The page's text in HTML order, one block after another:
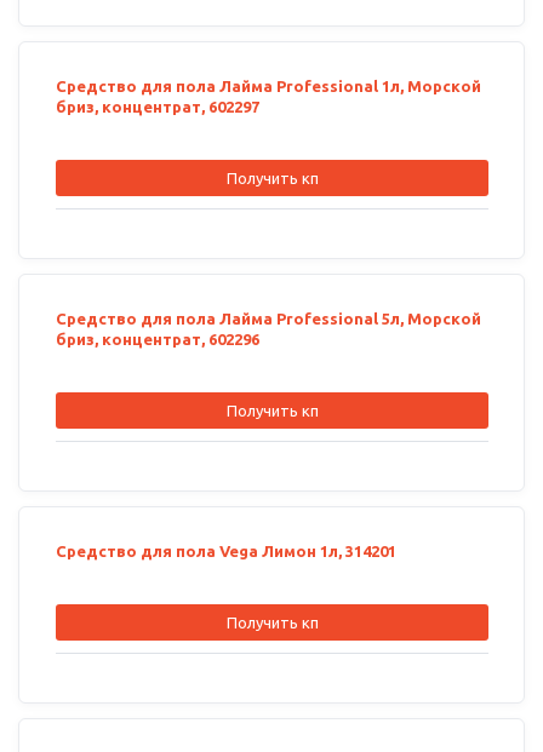
Средство для пола Лайма Professional 1л, Морской
бриз, концентрат, 602297
Получить кп
Средство для пола Лайма Professional 5л, Морской
бриз, концентрат, 602296
Получить кп
Средство для пола Vega Лимон 1л, 314201
Получить кп